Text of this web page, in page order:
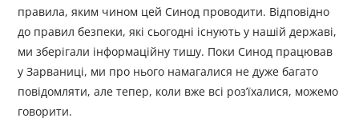
правила, яким чином цей Синод проводити. Відповідно
до правил безпеки, які сьогодні існують у нашій державі,
ми зберігали інформаційну тишу. Поки Синод працював
у Зарваниці, ми про нього намагалися не дуже багато
повідомляти, але тепер, коли вже всі роз’їхалися, можемо
говорити.